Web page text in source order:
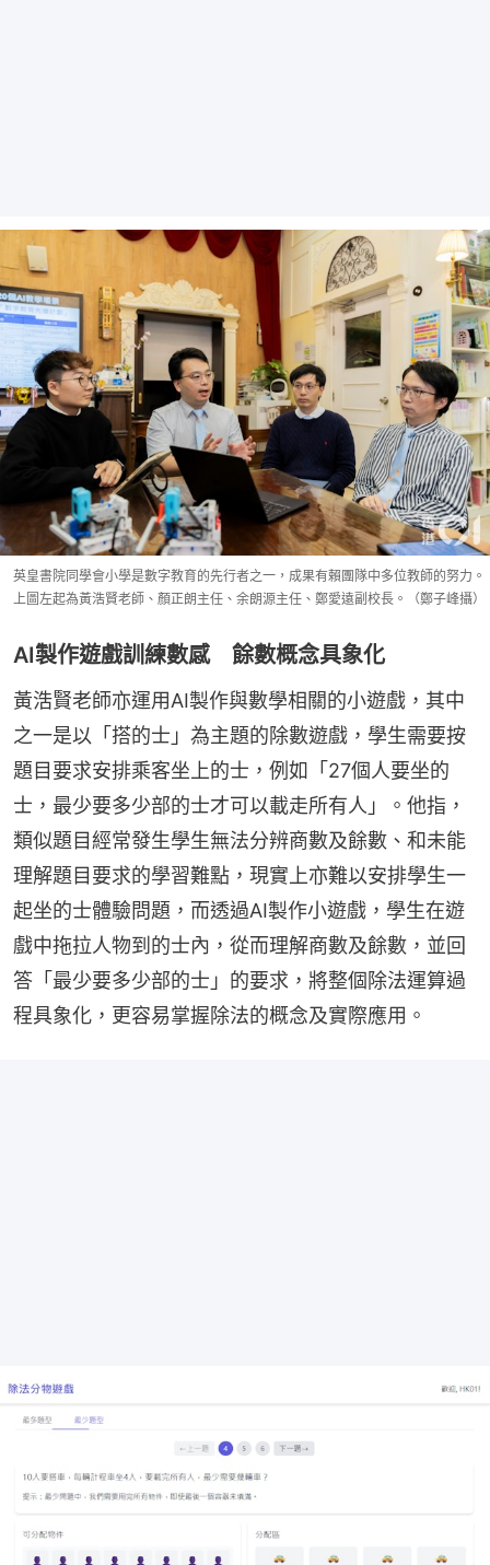
英皇書院同學會小學是數字教育的先行者之一，成果有賴團隊中多位教師的努力。
上圖左起為黃浩賢老師、顏正朗主任、余朗源主任、鄭愛遠副校長。（鄭子峰攝）
AI製作遊戲訓練數感 餘數概念具象化
黃浩賢老師亦運用AI製作與數學相關的小遊戲，其中
之一是以「搭的士」為主題的除數遊戲，學生需要按
題目要求安排乘客坐上的士，例如「27個人要坐的
士，最少要多少部的士才可以載走所有人」。他指，
類似題目經常發生學生無法分辨商數及餘數、和未能
理解題目要求的學習難點，現實上亦難以安排學生一
起坐的士體驗問題，而透過AI製作小遊戲，學生在遊
戲中拖拉人物到的士內，從而理解商數及餘數，並回
答「最少要多少部的士」的要求，將整個除法運算過
程具象化，更容易掌握除法的概念及實際應用。